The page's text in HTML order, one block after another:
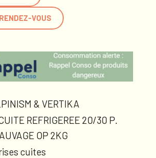
VOUS
& VERTIKA
REFRIGEREE 20/30 P.
OP 2KG
cuites